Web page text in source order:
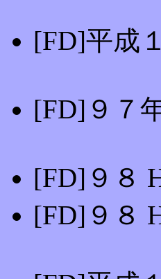
[FD]平成
[FD]９７
[FD]９８
[FD]９８